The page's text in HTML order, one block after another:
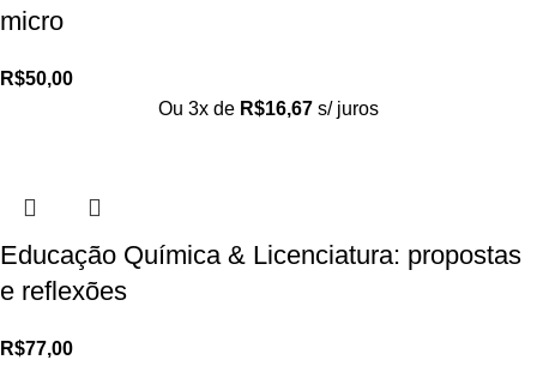
micro
R$50,00
Ou 3x de R$16,67 s/ juros
Educação Química & Licenciatura: propostas
e reflexões
R$77,00